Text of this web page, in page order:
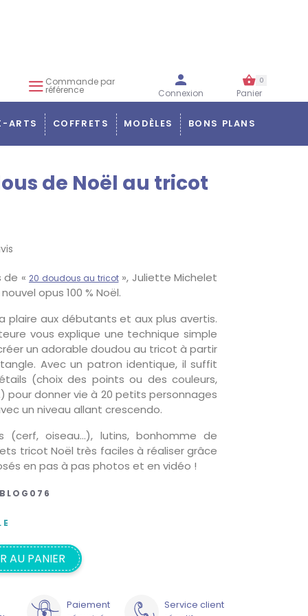
Commande par
référence Connexion Panier
0
ARTS COFFRETS MODÈLES BONS PLANS
de Noël au tricot
de « 20 doudous au tricot», Juliette Michelet
opus 100 % Noël.
plaire aux débutants et aux plus avertis.
vous explique une technique simple
un adorable doudou au tricot à partir
Avec un patron identique, il suffit
(choix des points ou des couleurs,
pour donner vie à 20 petits personnages
un niveau allant crescendo.
(cerf, oiseau…), lutins, bonhomme de
tricot Noël très faciles à réaliser grâce
en pas à pas photos et en vidéo !
BLOG076
AU PANIER
Paiement
Service client